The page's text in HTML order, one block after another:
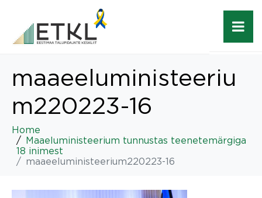
maaeeluministeeriu
m220223-16
Home
Maaeluministeerium tunnustas teenetemärgiga
18 inimest
maaeeluministeerium220223-16